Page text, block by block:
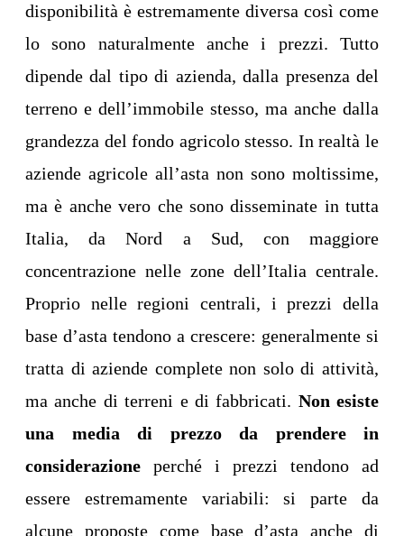
disponibilità è estremamente diversa così come
lo sono naturalmente anche i prezzi. Tutto
dipende dal tipo di azienda, dalla presenza del
terreno e dell’immobile stesso, ma anche dalla
grandezza del fondo agricolo stesso. In realtà le
aziende agricole all’asta non sono moltissime,
ma è anche vero che sono disseminate in tutta
Italia, da Nord a Sud, con maggiore
concentrazione nelle zone dell’Italia centrale.
Proprio nelle regioni centrali, i prezzi della
base d’asta tendono a crescere: generalmente si
tratta di aziende complete non solo di attività,
ma anche di terreni e di fabbricati. Non esiste
una media di prezzo da prendere in
considerazione perché i prezzi tendono ad
essere estremamente variabili: si parte da
alcune proposte come base d’asta anche di